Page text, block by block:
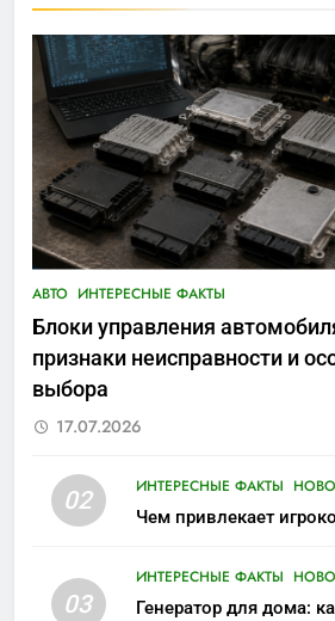
АВТО ИНТЕРЕСНЫЕ ФАКТЫ
Блоки управления
признаки неисправности и
выбора
17.07.2026
02 ИНТЕРЕСНЫЕ ФАКТЫ
Чем привлекает
03
ИНТЕРЕСНЫЕ ФАКТЫ
Генератор для дома: